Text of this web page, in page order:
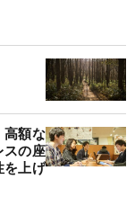
額な
スの座
を上げ